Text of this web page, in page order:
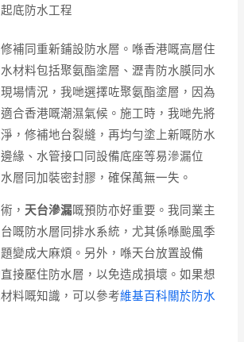
底防水工程
補同重新鋪設防水層。喺香港嘅高層住
材料包括聚氨酯塗層、瀝青防水膜同水
場情況，我哋選擇咗聚氨酯塗層，因為
合香港嘅潮濕氣候。施工時，我哋先將
，修補地台裂縫，再均勻塗上新嘅防水
緣、水管接口同設備底座等易滲漏位
層同加裝密封膠，確保萬無一失。
， 天台滲漏嘅預防亦好重要。我同業主
嘅防水層同排水系統，尤其係喺颱風季
變成大麻煩。另外，喺天台放置設備
接壓住防水層，以免造成損壞。如果想
料嘅知識，可以參考維基百科關於防水